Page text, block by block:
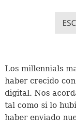
Los millennials
haber crecido
digital. Nos
tal como si lo
haber enviado